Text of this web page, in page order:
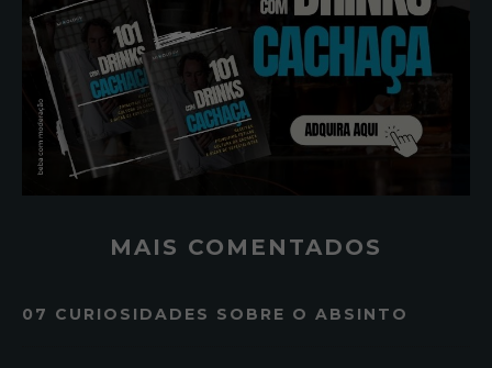
MAIS COMENTADOS
07 CURIOSIDADES SOBRE O ABSINTO